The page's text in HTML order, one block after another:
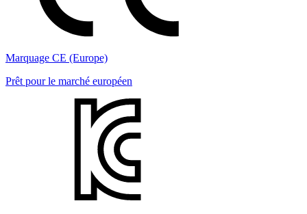
Marquage CE (Europe)
Prêt pour le marché européen